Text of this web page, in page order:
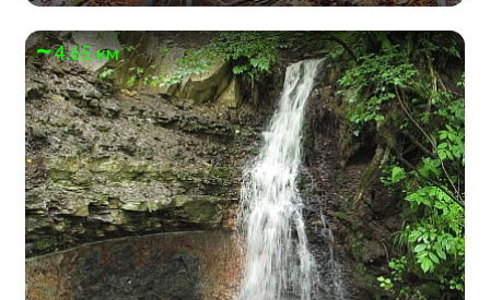
4.65 км